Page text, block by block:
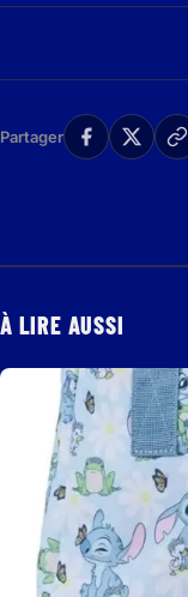
Partager
À LIRE AUSSI